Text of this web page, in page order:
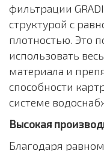
фильтрации
структурой с
плотностью. Это
использовать
материала и
способности
системе
Высокая
Благодаря